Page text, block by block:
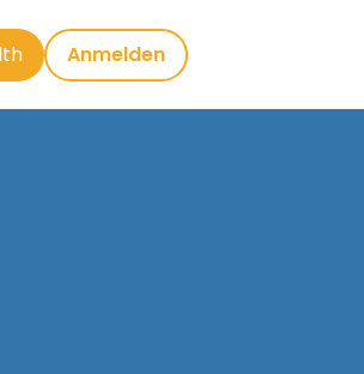
Anmelden